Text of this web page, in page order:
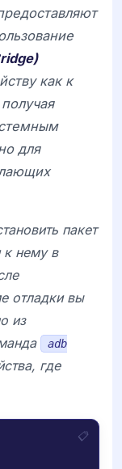
как к
для
пакет
к нему в
отладки вы
из
adb
где